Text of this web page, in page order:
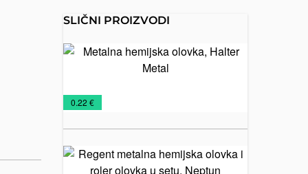
SLIČNI PROIZVODI
Metalne
olovke
Olovke
0.22 €